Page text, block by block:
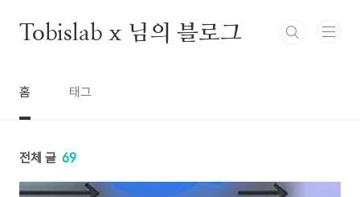
Tobislab x 님의 블로그
홈 태그
전체 글 69